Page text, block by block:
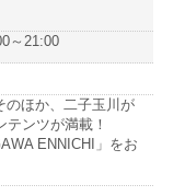
～21:00
ほか、二子玉川が
ンツが満載！
ENNICHI」をお